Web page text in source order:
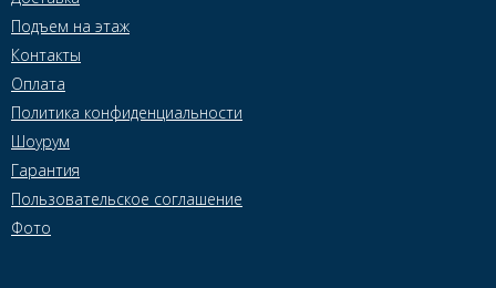
Подъем на этаж
Контакты
Оплата
Политика конфиденциальности
Шоурум
Гарантия
Пользовательское соглашение
Фото